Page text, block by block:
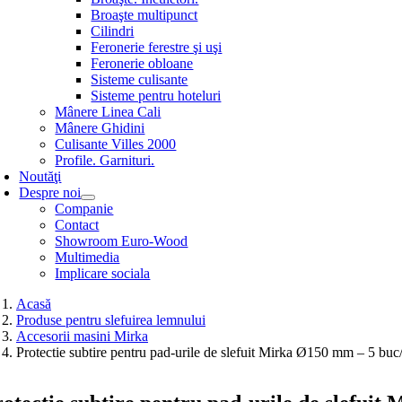
Broaşte multipunct
Cilindri
Feronerie ferestre şi uşi
Feronerie obloane
Sisteme culisante
Sisteme pentru hoteluri
Mânere Linea Cali
Mânere Ghidini
Culisante Villes 2000
Profile. Garnituri.
Noutăţi
Despre noi
Companie
Contact
Showroom Euro-Wood
Multimedia
Implicare sociala
Acasă
Produse pentru slefuirea lemnului
Accesorii masini Mirka
Protectie subtire pentru pad-urile de slefuit Mirka Ø150 mm – 5